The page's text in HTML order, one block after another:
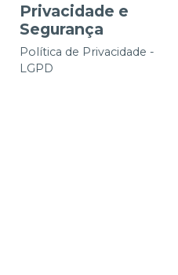
Privacidade e
Segurança
Política de Privacidade -
LGPD